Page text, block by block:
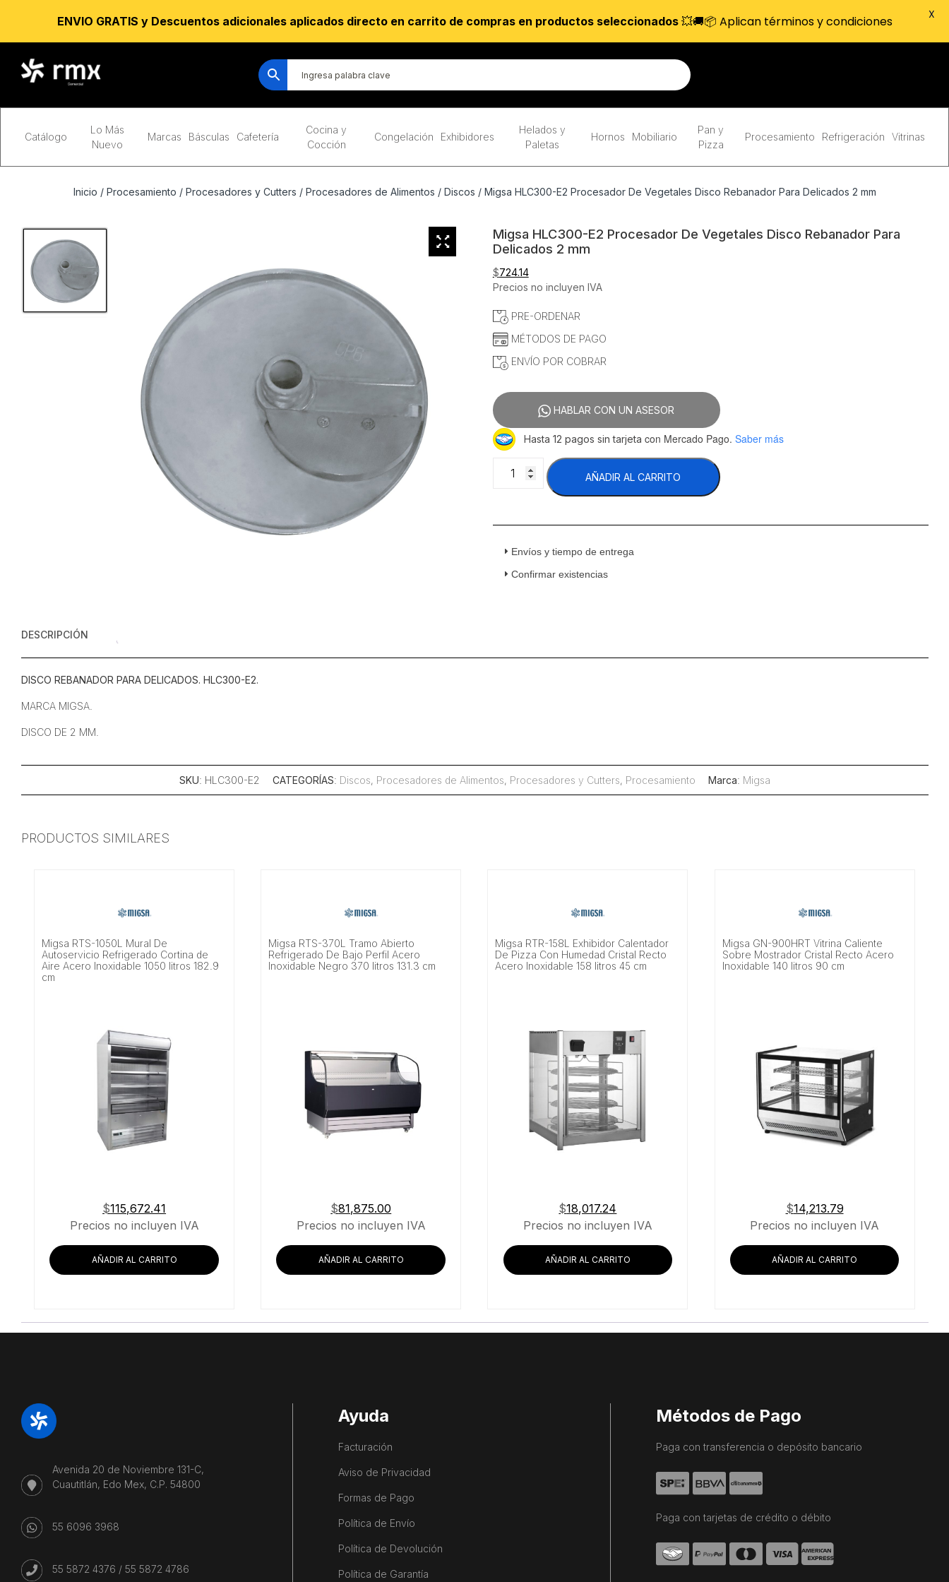
Catálogo
Lo Más
Nuevo
Marcas Básculas Cafetería
Cocina y
Cocción
Congelación Exhibidores
Helados y
Paletas
Hornos Mobiliario
Pan y
Pizza
Procesamiento Refrigeración Vitrinas
Inicio / Procesamiento / Procesadores y Cutters / Procesadores de Alimentos / Discos / Migsa HLC300-E2 Procesador De Vegetales Disco Rebanador Para Delicados 2 mm
Migsa HLC300-E2 Procesador De Vegetales Disco Rebanador Para
Delicados 2 mm
$724.14
Precios no incluyen IVA
PRE-ORDENAR
MÉTODOS DE PAGO
ENVÍO POR COBRAR
HABLAR CON UN ASESOR
Hasta 12 pagos sin tarjeta con Mercado Pago. Saber más
HLC300-
De
Disco
Rebanador
AÑADIR AL CARRITO
Envíos y tiempo de entrega
Confirmar existencias
DESCRIPCIÓN
DISCO REBANADOR PARA DELICADOS. HLC300-E2.
MARCA MIGSA.
DISCO DE 2 MM.
SKU: HLC300-E2 CATEGORÍAS: Discos, Procesadores de Alimentos, Procesadores y Cutters, Procesamiento Marca: Migsa
PRODUCTOS SIMILARES
Migsa RTS-1050L Mural De
Autoservicio Refrigerado Cortina de
Aire Acero Inoxidable 1050 litros 182.9
cm
$115,672.41
Precios no incluyen IVA
AÑADIR AL CARRITO
Migsa RTS-370L Tramo Abierto
Refrigerado De Bajo Perfil Acero
Inoxidable Negro 370 litros 131.3 cm
$81,875.00
Precios no incluyen IVA
AÑADIR AL CARRITO
Migsa RTR-158L Exhibidor Calentador
De Pizza Con Humedad Cristal Recto
Acero Inoxidable 158 litros 45 cm
$18,017.24
Precios no incluyen IVA
AÑADIR AL CARRITO
Migsa GN-900HRT Vitrina Caliente
Sobre Mostrador Cristal Recto Acero
Inoxidable 140 litros 90 cm
$14,213.79
Precios no incluyen IVA
AÑADIR AL CARRITO
Avenida 20 de Noviembre 131-C,
Cuautitlán, Edo Mex, C.P. 54800
55 6096 3968
55 5872 4376 / 55 5872 4786
Ayuda
Facturación
Aviso de Privacidad
Formas de Pago
Política de Envío
Política de Devolución
Política de Garantía
Métodos de Pago
Paga con transferencia o depósito bancario
Paga con tarjetas de crédito o débito
ENVIO GRATIS y Descuentos adicionales aplicados directo en carrito de compras en productos seleccionados💥🚚📦 Aplican términos y condiciones X